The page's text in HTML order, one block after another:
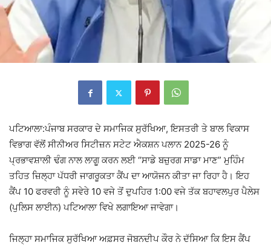
ਪਟਿਆਲਾ:ਪੰਜਾਬ ਸਰਕਾਰ ਦੇ ਸਮਾਜਿਕ ਸੁਰੱਖਿਆ, ਇਸਤਰੀ ਤੇ ਬਾਲ ਵਿਕਾਸ
ਵਿਭਾਗ ਵੱਲੋਂ ਸੀਨੀਅਰ ਸਿਟੀਜ਼ਨ ਸਟੇਟ ਐਕਸ਼ਨ ਪਲਾਨ 2025-26 ਨੂੰ
ਪ੍ਰਭਾਵਸ਼ਾਲੀ ਢੰਗ ਨਾਲ ਲਾਗੂ ਕਰਨ ਲਈ “ਸਾਡੇ ਬਜ਼ੁਰਗ ਸਾਡਾ ਮਾਣ” ਮੁਹਿੰਮ
ਤਹਿਤ ਜ਼ਿਲ੍ਹਾ ਪੱਧਰੀ ਜਾਗਰੂਕਤਾ ਕੈਂਪ ਦਾ ਆਯੋਜਨ ਕੀਤਾ ਜਾ ਰਿਹਾ ਹੈ। ਇਹ
ਕੈਂਪ 10 ਫਰਵਰੀ ਨੂੰ ਸਵੇਰੇ 10 ਵਜੇ ਤੋਂ ਦੁਪਹਿਰ 1:00 ਵਜੇ ਤੱਕ ਬਹਾਵਲਪੁਰ ਪੈਲੇਸ
(ਪੁਲਿਸ ਲਾਈਨ) ਪਟਿਆਲਾ ਵਿਖੇ ਲਗਾਇਆ ਜਾਵੇਗਾ।
ਜਿਲ੍ਹਾ ਸਮਾਜਿਕ ਸੁਰੱਖਿਆ ਅਫ਼ਸਰ ਜੋਬਨਦੀਪ ਕੌਰ ਨੇ ਦੱਸਿਆ ਕਿ ਇਸ ਕੈਂਪ